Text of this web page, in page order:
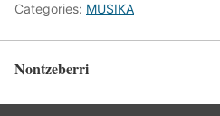
Categories: MUSIKA
Nontzeberri